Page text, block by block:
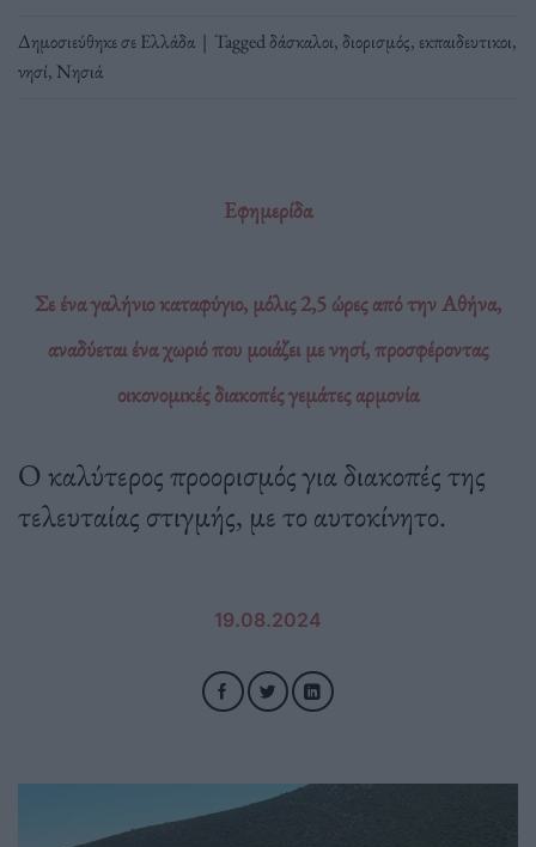
Δημοσιεύθηκε σεΕλλάδα | Taggedδάσκαλοι,διορισμός, εκπαιδευτικοι,
νησί, Νησιά
Εφημερίδα
Σε ένα γαλήνιο καταφύγιο, μόλις 2,5 ώρες από την Αθήνα,
αναδύεται ένα χωριό που μοιάζει με νησί, προσφέροντας
οικονομικές διακοπές γεμάτες αρμονία
Ο καλύτερος προορισμός για διακοπές της
τελευταίας στιγμής, με το αυτοκίνητο.
19.08.2024